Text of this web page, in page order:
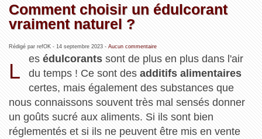
Comment choisir un édulcorant
vraiment naturel ?
Rédigé par refOK - 14 septembre 2023- Aucun commentaire
L
esédulcorants sont de plus en plus dans l'air
du temps ! Ce sont desadditifs alimentaires
certes, mais également des substances que
nous connaissons souvent très mal sensés donner
un goûts sucré aux aliments. Si ils sont bien
réglementés et si ils ne peuvent être mis en vente